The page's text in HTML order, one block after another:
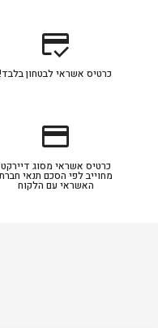
credit_score
כרטיס אשראי לבטחון בלבד!
credit_card
כרטיס אשראי מסוג דיירקט
מחוייב לפי הסכם תנאי
האשראי עם הלקוח